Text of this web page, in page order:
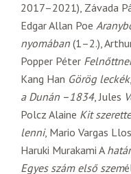
2017–2021), Závada
Edgar Allan Poe
nyomában (1–2.),
Popper Péter
Kang Han Görög leckék
a Dunán –1834, Jules
Polcz Alaine Kit
lenni, Mario Vargas
Haruki Murakami A
Egyes szám első szem